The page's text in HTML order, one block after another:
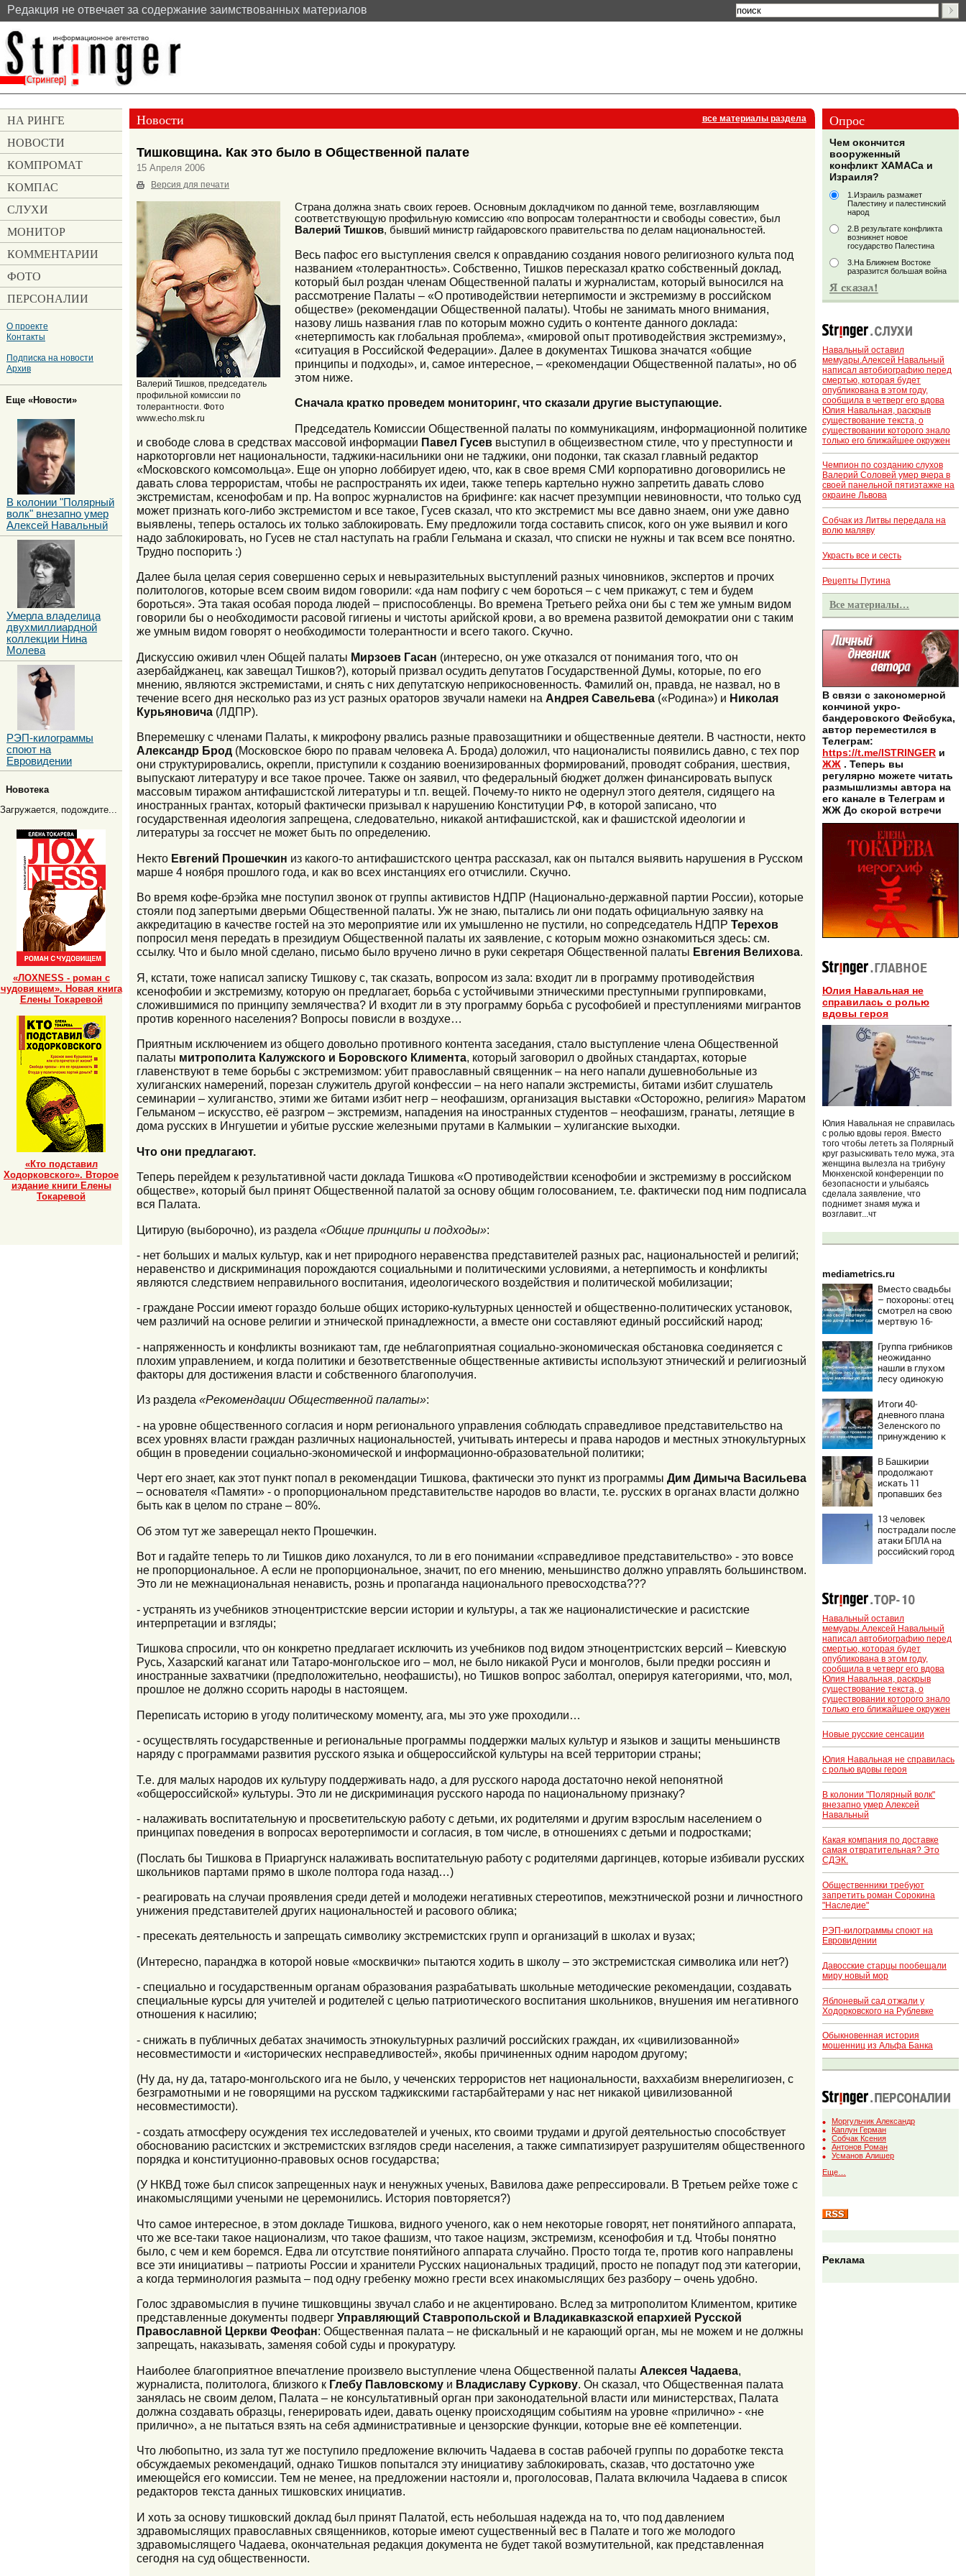
Pедакция не отвечает за содержание заимствованных материалов
Новости все материалы раздела
Тишковщина. Как это было в Общественной палате
15 Апреля 2006
Версия для печати
Валерий Тишков, председатель
профильной комиссии по
толерантности. Фото
www.echo.msk.ru
Страна должна знать своих героев. Основным докладчиком по данной теме, возглавляющим
соответствующую профильную комиссию «по вопросам толерантности и свободы совести», был
Валерий Тишков, бывший министр гайдаровского правительства по делам национальностей.
Весь пафос его выступления свелся к оправданию создания нового религиозного культа под
названием «толерантность». Собственно, Тишков пересказал кратко собственный доклад,
который был роздан членам Общественной палаты и журналистам, который выносился на
рассмотрение Палаты – «О противодействии нетерпимости и экстремизму в российском
обществе» (рекомендации Общественной палаты). Чтобы не занимать много внимания,
назову лишь названия глав по которым можно судить о контенте данного доклада:
«нетерпимость как глобальная проблема», «мировой опыт противодействия экстремизму»,
«ситуация в Российской Федерации». Далее в документах Тишкова значатся «общие
принципы и подходы», и, самое интересное, – «рекомендации Общественной палаты», но об
этом ниже.
Сначала кратко проведем мониторинг, что сказали другие выступающие.
Председатель Комиссии Общественной палаты по коммуникациям, информационной политике
и свободе слова в средствах массовой информации Павел Гусев выступил в общеизвестном стиле, что у преступности и
наркоторговли нет национальности, таджики-насильники они не таджики, они подонки, так сказал главный редактор
«Московского комсомольца». Еще он упорно лоббирует идею, что, как в свое время СМИ корпоративно договорились не
давать слова террористам, чтобы не распространять их идеи, также теперь картельно нужно запретить давать слово
экстремистам, ксенофобам и пр. На вопрос журналистов на брифинге: как насчет презумпции невиновности, что только суд
может признать кого-либо экстремистом и все такое, Гусев сказал, что кто экстремист мы все давно знаем, они уже давно
выявлены, теперь осталось их только заблокировать. Ему предложили тогда составить список, кого он уже выявил и кого
надо заблокировать, но Гусев не стал наступать на грабли Гельмана и сказал, что списки не нужны и так всем все понятно.
Трудно поспорить :)
Далее была целая серия совершенно серых и невыразительных выступлений разных чиновников, экспертов и прочих
политологов, которые всем своим видом говорили: «да нам пофигу с чем бороться – с чем прикажут, с тем и будем
бороться». Эта такая особая порода людей – приспособленцы. Во времена Третьего рейха они бы с тем же умным видом
говорили бы о необходимости расовой гигиены и чистоты арийской крови, а во времена развитой демократии они с таким
же умным видом говорят о необходимости толерантности и всего такого. Скучно.
Дискуссию оживил член Общей палаты Мирзоев Гасан (интересно, он уже отказался от понимания того, что он
азербайджанец, как завещал Тишков?), который призвал осудить депутатов Государственной Думы, которые, по его
мнению, являются экстремистами, и снять с них депутатскую неприкосновенность. Фамилий он, правда, не назвал, но в
течение всего дня несколько раз из уст разных ораторов звучали намеки на Андрея Савельева («Родина») и Николая
Курьяновича (ЛДПР).
Вперемешку с членами Палаты, к микрофону рвались разные правозащитники и общественные деятели. В частности, некто
Александр Брод (Московское бюро по правам человека А. Брода) доложил, что националисты появились давно, с тех пор
они структурировались, окрепли, приступили к созданию военизированных формирований, проводят собрания, шествия,
выпускают литературу и все такое прочее. Также он заявил, что федеральный бюджет должен финансировать выпуск
массовым тиражом антифашистской литературы и т.п. вещей. Почему-то никто не одернул этого деятеля, сидящего на
иностранных грантах, который фактически призывал к нарушению Конституции РФ, в которой записано, что
государственная идеология запрещена, следовательно, никакой антифашистской, как и фашистской идеологии и
литературы за госсчет не может быть по определению.
Некто Евгений Прошечкин из какого-то антифашистского центра рассказал, как он пытался выявить нарушения в Русском
марше 4 ноября прошлого года, и как во всех инстанциях его отчислили. Скучно.
Во время кофе-брэйка мне поступил звонок от группы активистов НДПР (Национально-державной партии России), которые
стояли под запертыми дверьми Общественной палаты. Уж не знаю, пытались ли они подать официальную заявку на
аккредитацию в качестве гостей на это мероприятие или их умышленно не пустили, но сопредседатель НДПР Терехов
попросил меня передать в президиум Общественной палаты их заявление, с которым можно ознакомиться здесь: см.
ссылку. Что и было мной сделано, письмо было вручено лично в руки секретаря Общественной палаты Евгения Велихова.
Я, кстати, тоже написал записку Тишкову с, так сказать, вопросом из зала: входит ли в программу противодействия
ксенофобии и экстремизму, которую он предлагает, борьба с устойчивыми этническими преступными группировками,
сложившимися по принципу землячества? И входит ли в эту программу борьба с русофобией и преступлениями мигрантов
против коренного населения? Вопросы повисли в воздухе…
Приятным исключением из общего довольно противного контента заседания, стало выступление члена Общественной
палаты митрополита Калужского и Боровского Климента, который заговорил о двойных стандартах, которые
главенствуют в теме борьбы с экстремизмом: убит православный священник – на него напали душевнобольные из
хулиганских намерений, порезан служитель другой конфессии – на него напали экстремисты, битами избит слушатель
семинарии – хулиганство, этими же битами избит негр – неофашизм, организация выставки «Осторожно, религия» Маратом
Гельманом – искусство, её разгром – экстремизм, нападения на иностранных студентов – неофашизм, гранаты, летящие в
дома русских в Ингушетии и убитые русские железными прутами в Калмыкии – хулиганские выходки.
Что они предлагают.
Теперь перейдем к результативной части доклада Тишкова «О противодействии ксенофобии и экстремизму в российском
обществе», который был принят Общественной палатой за основу общим голосованием, т.е. фактически под ним подписала
вся Палата.
Цитирую (выборочно), из раздела «Общие принципы и подходы»:
- нет больших и малых культур, как и нет природного неравенства представителей разных рас, национальностей и религий;
неравенство и дискриминация порождаются социальными и политическими условиями, а нетерпимость и конфликты
являются следствием неправильного воспитания, идеологического воздействия и политической мобилизации;
- граждане России имеют гораздо больше общих историко-культурных ценностей и общественно-политических установок,
чем различий на основе религии и этнической принадлежности, а вместе они составляют единый российский народ;
- напряженность и конфликты возникают там, где неблагоприятная социально-экономическая обстановка соединяется с
плохим управлением, и когда политики и безответственные общественные активисты используют этнический и религиозный
факторы для достижения власти и собственного благополучия.
Из раздела «Рекомендации Общественной палаты»:
- на уровне общественного согласия и норм регионального управления соблюдать справедливое представительство на
всех уровнях власти граждан различных национальностей, учитывать интересы и права народов и местных этнокультурных
общин в проведении социально-экономической и информационно-образовательной политики;
Черт его знает, как этот пункт попал в рекомендации Тишкова, фактически это пункт из программы Дим Димыча Васильева
– основателя «Памяти» - о пропорциональном представительстве народов во власти, т.е. русских в органах власти должно
быть как в целом по стране – 80%.
Об этом тут же заверещал некто Прошечкин.
Вот и гадайте теперь то ли Тишков дико лоханулся, то ли в его понимании «справедливое представительство» - это вовсе
не пропорциональное. А если не пропорциональное, значит, по его мнению, меньшинство должно управлять большинством.
Это ли не межнациональная ненависть, рознь и пропаганда национального превосходства???
- устранять из учебников этноцентристские версии истории и культуры, а так же националистические и расистские
интерпретации и взгляды;
Тишкова спросили, что он конкретно предлагает исключить из учебников под видом этноцентристских версий – Киевскую
Русь, Хазарский каганат или Татаро-монгольское иго – мол, не было никакой Руси и монголов, были предки россиян и
иностранные захватчики (предположительно, неофашисты), но Тишков вопрос заболтал, оперируя категориями, что, мол,
прошлое не должно ссорить народы в настоящем.
Переписать историю в угоду политическому моменту, ага, мы это уже проходили…
- осуществлять государственные и региональные программы поддержки малых культур и языков и защиты меньшинств
наряду с программами развития русского языка и общероссийской культуры на всей территории страны;
Т.е. для малых народов их культуру поддерживать надо, а для русского народа достаточно некой непонятной
«общероссийской» культуры. Это ли не дискриминация русского народа по национальному признаку?
- налаживать воспитательную и просветительскую работу с детьми, их родителями и другим взрослым населением о
принципах поведения в вопросах веротерпимости и согласия, в том числе, в отношениях с детьми и подростками;
(Послать бы Тишкова в Приаргунск налаживать воспитательную работу с родителями даргинцев, которые избивали русских
школьников партами прямо в школе полтора года назад…)
- реагировать на случаи проявления среди детей и молодежи негативных стереотипов, межэтнической розни и личностного
унижения представителей других национальностей и расового облика;
- пресекать деятельность и запрещать символику экстремистских групп и организаций в школах и вузах;
(Интересно, паранджа в которой новые «москвички» пытаются ходить в школу – это экстремистская символика или нет?)
- cпециально и государственным органам образования разрабатывать школьные методические рекомендации, создавать
специальные курсы для учителей и родителей с целью патриотического воспитания школьников, внушения им негативного
отношения к насилию;
- снижать в публичных дебатах значимость этнокультурных различий российских граждан, их «цивилизованной»
несовместимости и «исторических несправедливостей», якобы причиненных одним народом другому;
(Ну да, ну да, татаро-монгольского ига не было, у чеченских террористов нет национальности, ваххабизм внерелигиозен, с
безграмотными и не говорящими на русском таджикскими гастарбайтерами у нас нет никакой цивилизованной
несовместимости).
- создать атмосферу осуждения тех исследователей и ученых, кто своими трудами и другой деятельностью способствует
обоснованию расистских и экстремистских взглядов среди населения, а также симпатизирует разрушителям общественного
порядка и конституционно-правовых основ государства;
(У НКВД тоже был список запрещенных наук и ненужных ученых, Вавилова даже репрессировали. В Третьем рейхе тоже с
инакомыслящими учеными не церемонились. История повторяется?)
Что самое интересное, в этом докладе Тишкова, видного ученого, как о нем некоторые говорят, нет понятийного аппарата,
что же все-таки такое национализм, что такое фашизм, что такое нацизм, экстремизм, ксенофобия и т.д. Чтобы понятно
было, с чем и кем боремся. Едва ли отсутствие понятийного аппарата случайно. Просто тогда те, против кого направлены
все эти инициативы – патриоты России и хранители Русских национальных традиций, просто не попадут под эти категории,
а когда терминология размыта – под одну гребенку можно грести всех инакомыслящих без разбору – очень удобно.
Голос здравомыслия в пучине тишковщины звучал слабо и не акцентировано. Вслед за митрополитом Климентом, критике
представленные документы подверг Управляющий Ставропольской и Владикавказской епархией Русской
Православной Церкви Феофан: Общественная палата – не фискальный и не карающий орган, мы не можем и не должны
запрещать, наказывать, заменяя собой суды и прокуратуру.
Наиболее благоприятное впечатление произвело выступление члена Общественной палаты Алексея Чадаева,
журналиста, политолога, близкого к Глебу Павловскому и Владиславу Суркову. Он сказал, что Общественная палата
занялась не своим делом, Палата – не консультативный орган при законодательной власти или министерствах, Палата
должна создавать образцы, генерировать идеи, давать оценку происходящим событиям на уровне «прилично» - «не
прилично», а не пытаться взять на себя административные и цензорские функции, которые вне её компетенции.
Что любопытно, из зала тут же поступило предложение включить Чадаева в состав рабочей группы по доработке текста
обсуждаемых рекомендаций, однако Тишков попытался эту инициативу заблокировать, сказав, что достаточно уже
имеющейся его комиссии. Тем не менее, на предложении настояли и, проголосовав, Палата включила Чадаева в список
редакторов текста данных тишковских инициатив.
И хоть за основу тишковский доклад был принят Палатой, есть небольшая надежда на то, что под давлением
здравомыслящих православных священников, которые имеют существенный вес в Палате и того же молодого
здравомыслящего Чадаева, окончательная редакция документа не будет такой возмутительной, как представленная
сегодня на суд общественности.
Опрос
Чем окончится
вооруженный
конфликт ХАМАСа и
Израиля?
1.Израиль размажет
Палестину и палестинский
народ
2.В результате конфликта
возникнет новое
государство Палестина
3.На Ближнем Востоке
разразится большая война
Навальный оставил
мемуары.Алексей Навальный
написал автобиографию перед
смертью, которая будет
опубликована в этом году,
сообщила в четверг его вдова
Юлия Навальная, раскрыв
существование текста, о
существовании которого знало
только его ближайшее окружен
Чемпион по созданию слухов
Валерий Соловей умер вчера в
своей панельной пятиэтажке на
окраине Львова
Собчак из Литвы передала на
волю маляву
Украсть все и сесть
Рецепты Путина
Все материалы…
В связи с закономерной
кончиной укро-
бандеровского Фейсбука,
автор переместился в
Телеграм:
https://t.me/ISTRINGER и
ЖЖ . Теперь вы
регулярно можете читать
размышлизмы автора на
его канале в Телеграм и
ЖЖ До скорой встречи
Юлия Навальная не
справилась с ролью
вдовы героя
Юлия Навальная не справилась
с ролью вдовы героя. Вместо
того чтобы лететь за Полярный
круг разыскивать тело мужа, эта
женщина вылезла на трибуну
Мюнхенской конференции по
безопасности и улыбаясь
сделала заявление, что
поднимет знамя мужа и
возглавит...чт
mediametrics.ru
Вместо свадьбы
– похороны: отец
смотрел на свою
мертвую 16-
мог сдержать
слезы
Группа грибников
неожиданно
нашли в глухом
лесу одинокую
маленькую
девочку с
игрушкой
Итоги 40-
дневного плана
Зеленского по
принуждению к
ответила Россия,
полный разбор
провала операции
Украины от
военкора Коца
В Башкирии
продолжают
искать 11
пропавших без
13 человек
пострадали после
атаки БПЛА на
российский город
Навальный оставил
мемуары.Алексей Навальный
написал автобиографию перед
смертью, которая будет
опубликована в этом году,
сообщила в четверг его вдова
Юлия Навальная, раскрыв
существование текста, о
существовании которого знало
только его ближайшее окружен
Новые русские сенсации
Юлия Навальная не справилась
с ролью вдовы героя
В колонии "Полярный волк"
внезапно умер Алексей
Навальный
Какая компания по доставке
самая отвратительная? Это
СДЭК.
Общественники требуют
запретить роман Сорокина
"Наследие"
РЭП-килограммы споют на
Евровидении
Давосские старцы пообещали
миру новый мор
Яблоневый сад отжали у
Ходорковского на Рублевке
Обыкновенная история
мошенниц из Альфа Банка
Моргульчик Александр
Каплун Герман
Собчак Ксения
Антонов Роман
Усманов Алишер
Еще…
Реклама
НА РИНГЕ
НОВОСТИ
КОМПРОМАТ
КОМПАС
СЛУХИ
МОНИТОР
КОММЕНТАРИИ
ФОТО
ПЕРСОНАЛИИ
О проекте
Контакты
Подписка на новости
Архив
Еще «Новости»
В колонии "Полярный
волк" внезапно умер
Алексей Навальный
Умерла владелица
двухмиллиардной
коллекции Нина
Молева
РЭП-килограммы
споют на
Евровидении
Новотека
Загружается, подождите...
«ЛОХNESS - роман с
чудовищем». Новая книга
Елены Токаревой
«Кто подставил
Ходорковского». Второе
издание книги Елены
Токаревой